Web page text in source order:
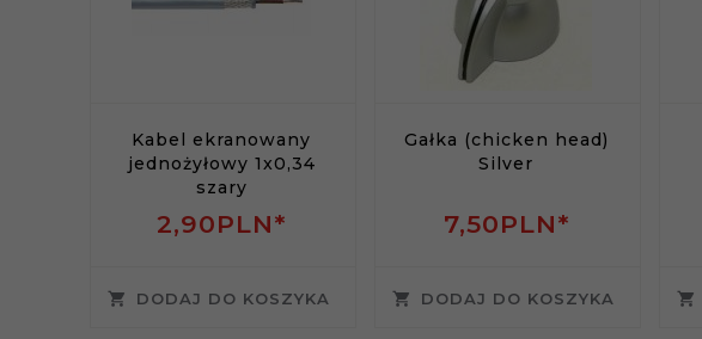
Kabel ekranowany
jednożyłowy 1x0,34
szary
2,90PLN*
DODAJ DO KOSZYKA
Gałka (chicken head)
Silver
7,50PLN*
DODAJ DO KOSZYKA